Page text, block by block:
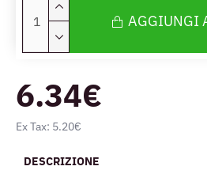
6.34€
Ex Tax: 5.20€
AGGIUNGI
DESCRIZIONE